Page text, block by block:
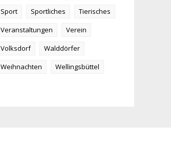
Sport
Sportliches
Tierisches
Veranstaltungen
Verein
Volksdorf
Walddörfer
Weihnachten
Wellingsbüttel